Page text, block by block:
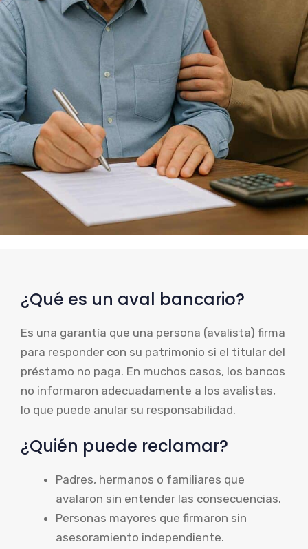
¿Qué es un aval bancario?
Es una garantía que una persona (avalista) firma
para responder con su patrimonio si el titular del
préstamo no paga. En muchos casos, los bancos
no informaron adecuadamente a los avalistas,
lo que puede anular su responsabilidad.
¿Quién puede reclamar?
Padres, hermanos o familiares que
avalaron sin entender las consecuencias.
Personas mayores que firmaron sin
asesoramiento independiente.